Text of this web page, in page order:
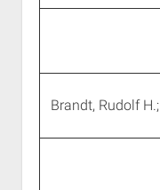
Brandt, Rudolf H.;